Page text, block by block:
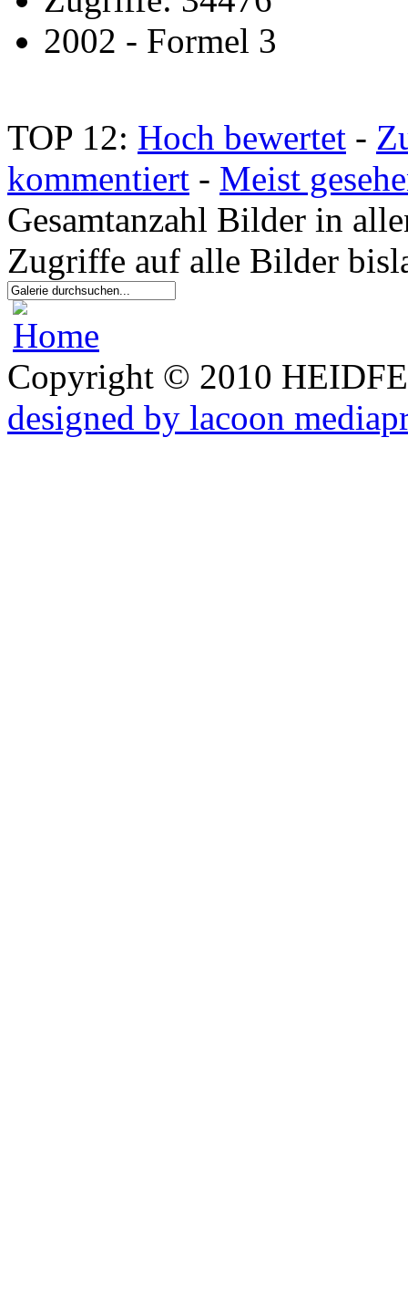
2002 - Formel 3
TOP 12: Hoch bewertet -
kommentiert - Meist
Gesamtanzahl Bilder in
Zugriffe auf alle Bilder
Copyright © 2010
designed by lacoon